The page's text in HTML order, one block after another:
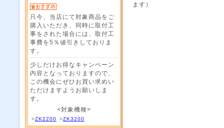
只今、当店にて対象商品をご
購入いただき、同時に取付工
事をされた場合には、取付工
事費を5％値引きしておりま
す。
少しだけお得なキャンペーン
内容となっておりますので、
この機会にぜひお買い求めい
ただけますようお願いしま
す。
<対象機種>
>ZK2200 >ZK3200
ます）